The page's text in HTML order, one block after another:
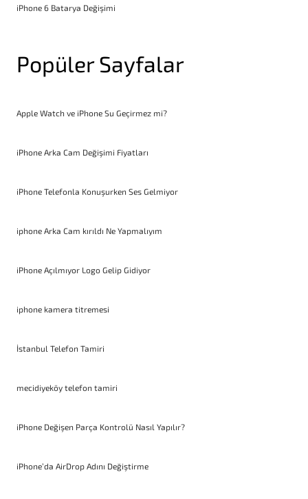
iPhone 6 Batarya Değişimi
Popüler Sayfalar
Apple Watch ve iPhone Su Geçirmez mi?
iPhone Arka Cam Değişimi Fiyatları
iPhone Telefonla Konuşurken Ses Gelmiyor
iphone Arka Cam kırıldı Ne Yapmalıyım
iPhone Açılmıyor Logo Gelip Gidiyor
iphone kamera titremesi
İstanbul Telefon Tamiri
mecidiyeköy telefon tamiri
iPhone Değişen Parça Kontrolü Nasıl Yapılır?
iPhone’da AirDrop Adını Değiştirme